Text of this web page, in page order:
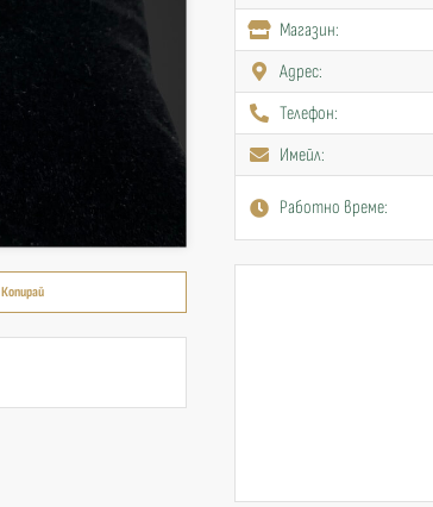
Копирай
Mагазин:
Адрес:
Телефон:
Имейл:
Работно време: